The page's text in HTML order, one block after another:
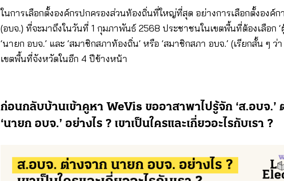
ในการเลือกตั้งองค์กรปกครองส่วนท้องถิ่นที่ใหญ่ที่สุด อย่างการเลือกตั้งองค์
(อบจ.) ที่จะมาถึงในวันที่ 1 กุมภาพันธ์ 2568 ประชาชนในเขตพื้นที่ต้องเลือก
‘นายก อบจ.’ และ ‘สมาชิกสภาท้องถิ่น’ หรือ ‘สมาชิกสภา อบจ.’ (เรียกสั้น ๆ
เขตพื้นที่จังหวัดในอีก 4 ปีข้างหน้า
ก่อนกลับบ้านเข้าคูหา WeVis ขออาสาพาไปรู้จัก ‘ส.อบจ.’
‘นายก อบจ.’ อย่างไร ? เขาเป็นใครและเกี่ยวอะไรกับเรา ?